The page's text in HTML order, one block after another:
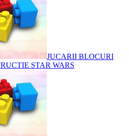
JUCARII BLOCURI
STAR WARS